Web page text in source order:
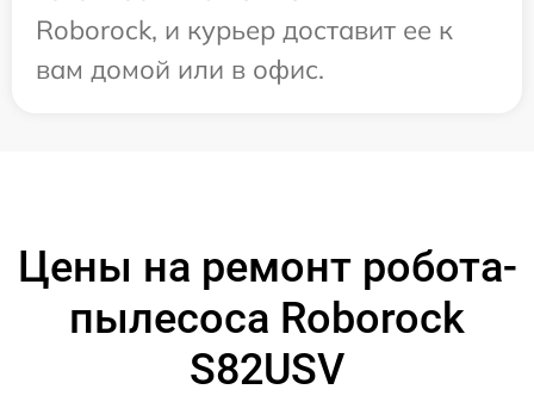
Roborock, и курьер доставит ее к
вам домой или в офис.
Цены на ремонт робота-
пылесоса Roborock
S82USV